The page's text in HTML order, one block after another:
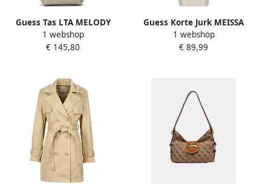
Guess Tas LTA MELODY
BUCKET
1 webshop
€ 145,80
Guess Korte Jurk MEISSA
POLO SS SWTR DRESS
1 webshop
€ 89,99